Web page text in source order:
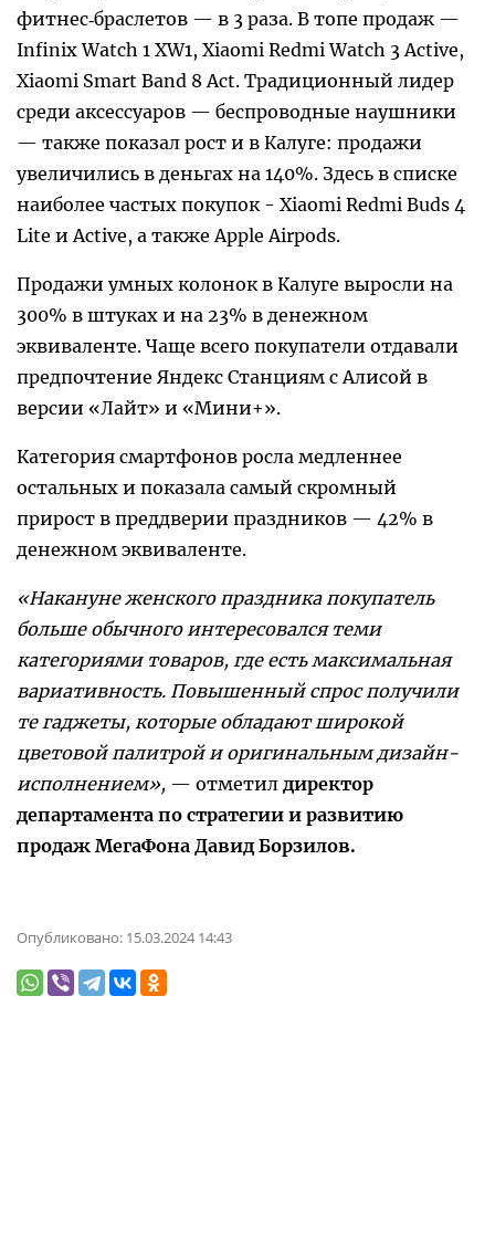
фитнес‑браслетов — в 3 раза. В топе продаж —
Infinix Watch 1 XW1, Xiaomi Redmi Watch 3 Active,
Xiaomi Smart Band 8 Act. Традиционный лидер
среди аксессуаров — беспроводные наушники
— также показал рост и в Калуге: продажи
увеличились в деньгах на 140%. Здесь в списке
наиболее частых покупок - Xiaomi Redmi Buds 4
Lite и Active, а также Apple Airpods.
Продажи умных колонок в Калуге выросли на
300% в штуках и на 23% в денежном
эквиваленте. Чаще всего покупатели отдавали
предпочтение Яндекс Станциям с Алисой в
версии «Лайт» и «Мини+».
Категория смартфонов росла медленнее
остальных и показала самый скромный
прирост в преддверии праздников — 42% в
денежном эквиваленте.
«Накануне женского праздника покупатель
больше обычного интересовался теми
категориями товаров, где есть максимальная
вариативность. Повышенный спрос получили
те гаджеты, которые обладают широкой
цветовой палитрой и оригинальным дизайн-
исполнением», — отметил директор
департамента по стратегии и развитию
продаж МегаФона Давид Борзилов.
Опубликовано: 15.03.2024 14:43